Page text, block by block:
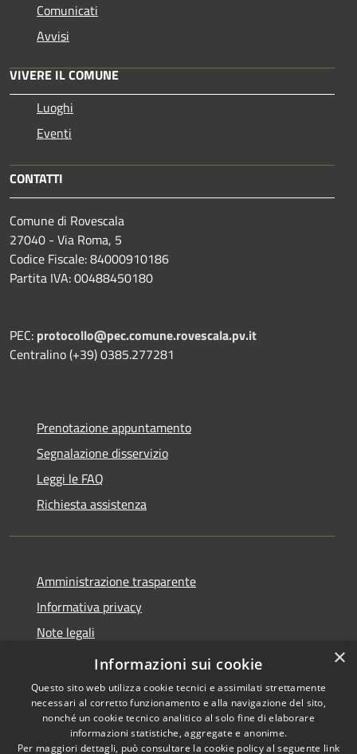
Comunicati
Avvisi
VIVERE IL COMUNE
Luoghi
Eventi
CONTATTI
Comune di Rovescala
27040 - Via Roma, 5
Codice Fiscale: 84000910186
Partita IVA: 00488450180
PEC: protocollo@pec.comune.rovescala.pv.it
Centralino (+39) 0385.277281
Prenotazione appuntamento
Segnalazione disservizio
Leggi le FAQ
Richiesta assistenza
Amministrazione trasparente
Informativa privacy
Note legali
Dichiarazione di accessibilità
Copyright © 2026 • Comune di
×
Informazioni sui cookie
Questo sito web utilizza cookie tecnici e assimilati strettamente
necessari al corretto funzionamento e alla navigazione del sito,
nonché un cookie tecnico analitico al solo fine di elaborare
informazioni statistiche, aggregate e anonime.
Per maggiori dettagli, può consultare la cookie policy al seguente link